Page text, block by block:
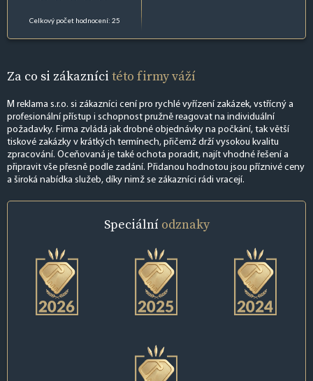
Celkový počet hodnocení: 25
Za co si zákazníci této firmy váží
M reklama s.r.o. si zákazníci cení pro rychlé vyřízení zakázek, vstřícný a
profesionální přístup i schopnost pružně reagovat na individuální
požadavky. Firma zvládá jak drobné objednávky na počkání, tak větší
tiskové zakázky v krátkých termínech, přičemž drží vysokou kvalitu
zpracování. Oceňovaná je také ochota poradit, najít vhodné řešení a
připravit vše přesně podle zadání. Přidanou hodnotou jsou příznivé ceny
a široká nabídka služeb, díky nimž se zákazníci rádi vracejí.
Speciální odznaky